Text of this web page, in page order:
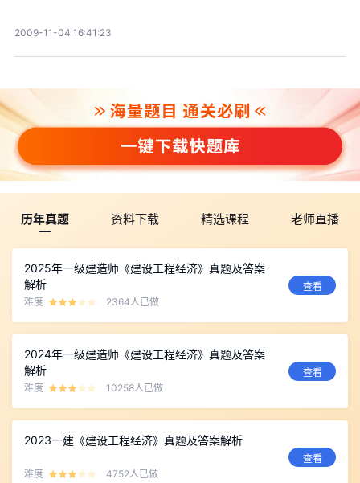
2009-11-04 16:41:23
历年真题 资料下载 精选课程 老师直播
2025年一级建造师《建设工程经济》真题及答案
解析
难度 2364人已做
查看
2024年一级建造师《建设工程经济》真题及答案
解析
难度 10258人已做
查看
2023一建《建设工程经济》真题及答案解析
难度 4752人已做
查看